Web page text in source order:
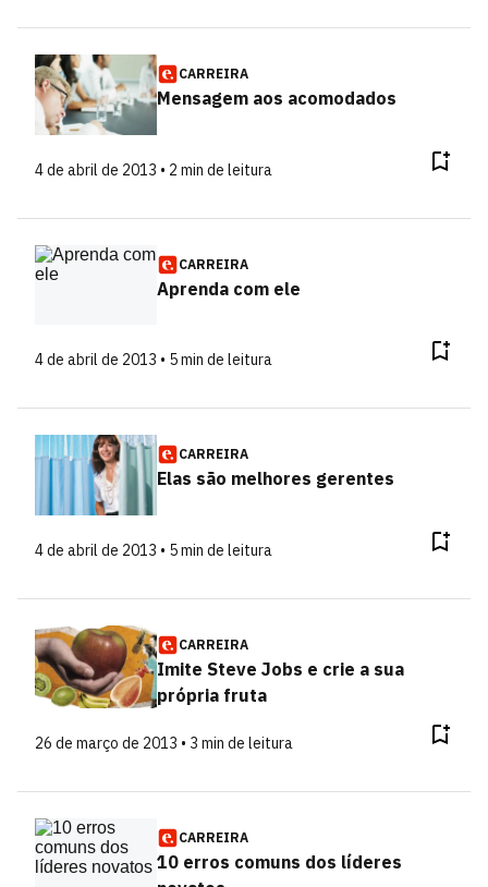
CARREIRA
Mensagem aos acomodados
4 de abril de 2013 • 2 min de leitura
CARREIRA
Aprenda com ele
4 de abril de 2013 • 5 min de leitura
CARREIRA
Elas são melhores gerentes
4 de abril de 2013 • 5 min de leitura
CARREIRA
Imite Steve Jobs e crie a sua
própria fruta
26 de março de 2013 • 3 min de leitura
CARREIRA
10 erros comuns dos líderes